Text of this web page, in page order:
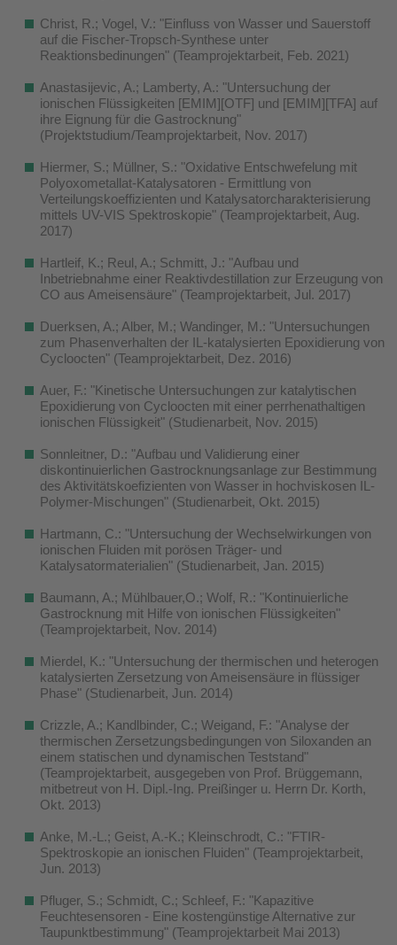
Christ, R.; Vogel, V.: "Einfluss von Wasser und Sauerstoff
auf die Fischer-Tropsch-Synthese unter
Reaktionsbedinungen" (Teamprojektarbeit, Feb. 2021)
Anastasijevic, A.; Lamberty, A.: "Untersuchung der
ionischen Flüssigkeiten [EMIM][OTF] und [EMIM][TFA] auf
ihre Eignung für die Gastrocknung"
(Projektstudium/Teamprojektarbeit, Nov. 2017)
Hiermer, S.; Müllner, S.: "Oxidative Entschwefelung mit
Polyoxometallat-Katalysatoren - Ermittlung von
Verteilungskoeffizienten und Katalysatorcharakterisierung
mittels UV-VIS Spektroskopie" (Teamprojektarbeit, Aug.
2017)
Hartleif, K.; Reul, A.; Schmitt, J.: "Aufbau und
Inbetriebnahme einer Reaktivdestillation zur Erzeugung von
CO aus Ameisensäure" (Teamprojektarbeit, Jul. 2017)
Duerksen, A.; Alber, M.; Wandinger, M.: "Untersuchungen
zum Phasenverhalten der IL-katalysierten Epoxidierung von
Cycloocten" (Teamprojektarbeit, Dez. 2016)
Auer, F.: "Kinetische Untersuchungen zur katalytischen
Epoxidierung von Cycloocten mit einer perrhenathaltigen
ionischen Flüssigkeit" (Studienarbeit, Nov. 2015)
Sonnleitner, D.: "Aufbau und Validierung einer
diskontinuierlichen Gastrocknungsanlage zur Bestimmung
des Aktivitätskoefizienten von Wasser in hochviskosen IL-
Polymer-Mischungen" (Studienarbeit, Okt. 2015)
Hartmann, C.: "Untersuchung der Wechselwirkungen von
ionischen Fluiden mit porösen Träger- und
Katalysatormaterialien" (Studienarbeit, Jan. 2015)
Baumann, A.; Mühlbauer,O.; Wolf, R.: "Kontinuierliche
Gastrocknung mit Hilfe von ionischen Flüssigkeiten"
(Teamprojektarbeit, Nov. 2014)
Mierdel, K.: "Untersuchung der thermischen und heterogen
katalysierten Zersetzung von Ameisensäure in flüssiger
Phase" (Studienarbeit, Jun. 2014)
Crizzle, A.; Kandlbinder, C.; Weigand, F.: "Analyse der
thermischen Zersetzungsbedingungen von Siloxanden an
einem statischen und dynamischen Teststand"
(Teamprojektarbeit, ausgegeben von Prof. Brüggemann,
mitbetreut von H. Dipl.-Ing. Preißinger u. Herrn Dr. Korth,
Okt. 2013)
Anke, M.-L.; Geist, A.-K.; Kleinschrodt, C.: "FTIR-
Spektroskopie an ionischen Fluiden" (Teamprojektarbeit,
Jun. 2013)
Pfluger, S.; Schmidt, C.; Schleef, F.: "Kapazitive
Feuchtesensoren - Eine kostengünstige Alternative zur
Taupunktbestimmung" (Teamprojektarbeit Mai 2013)